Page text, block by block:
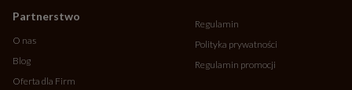
Partnerstwo
O nas
Blog
Oferta dla Firm
Regulamin
Polityka prywatności
Regulamin promocji